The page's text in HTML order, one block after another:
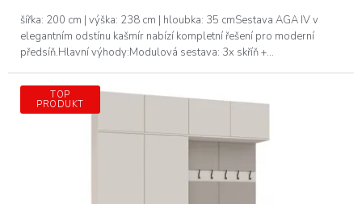
šířka: 200 cm | výška: 238 cm | hloubka: 35 cmSestava AGA IV v
elegantním odstínu kašmír nabízí kompletní řešení pro moderní
předsíň.Hlavní výhody:Modulová sestava: 3x skříň +...
TOP
PRODUKT